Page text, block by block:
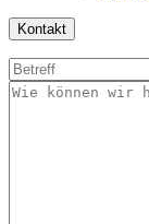
Kontakt